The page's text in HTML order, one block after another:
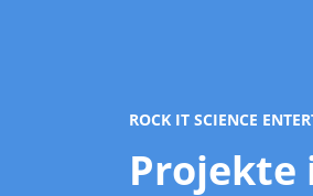
ROCK IT SCIENCE
Projekte